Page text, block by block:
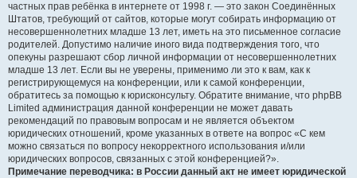
частных прав ребёнка в интернете от 1998 г. — это закон Соединённых
Штатов, требующий от сайтов, которые могут собирать информацию от
несовершеннолетних младше 13 лет, иметь на это письменное согласие
родителей. Допустимо наличие иного вида подтверждения того, что
опекуны разрешают сбор личной информации от несовершеннолетних
младше 13 лет. Если вы не уверены, применимо ли это к вам, как к
регистрирующемуся на конференции, или к самой конференции,
обратитесь за помощью к юрисконсульту. Обратите внимание, что phpBB
Limited администрация данной конференции не может давать
рекомендаций по правовым вопросам и не является объектом
юридических отношений, кроме указанных в ответе на вопрос «С кем
можно связаться по вопросу некорректного использования и/или
юридических вопросов, связанных с этой конференцией?».
Примечание переводчика: в России данный акт не имеет юридической